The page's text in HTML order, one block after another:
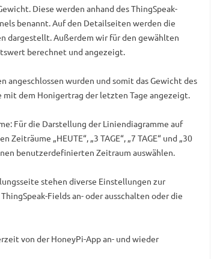
Diese werden anhand des ThingSpeak-
benannt. Auf den Detailseiten werden die
dargestellt. Außerdem wir für den gewählten
berechnet und angezeigt.
angeschlossen wurden und somit das Gewicht des
dem Honigertrag der letzten Tage angezeigt.
Für die Darstellung der Liniendiagramme auf
„HEUTE“, „3 TAGE“, „7 TAGE“ und „30
benutzerdefinierten Zeitraum auswählen.
stehen diverse Einstellungen zur
Fields an- oder ausschalten oder die
von der HoneyPi-App an- und wieder